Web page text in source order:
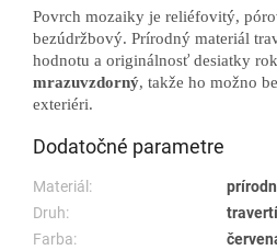
Povrch mozaiky je reliéfovitý,
bezúdržbový. Prírodný materiál
hodnotu a originálnosť desiatky
mrazuvzdorný, takže ho možno
exteriéri.
Dodatočné parametre
Materiál:
Druh:
Farba: